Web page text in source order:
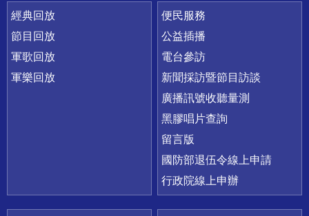
經典回放
節目回放
軍歌回放
軍樂回放
便民服務
公益插播
電台參訪
新聞採訪暨節目訪談
廣播訊號收聽量測
黑膠唱片查詢
留言版
國防部退伍令線上申請
行政院線上申辦